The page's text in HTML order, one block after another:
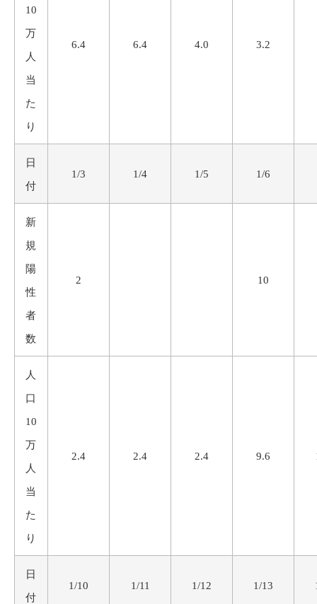
10
万
人
当
た
り
6.4 6.4 4.0 3.2
日
付
1/3 1/4 1/5 1/6
新
規
陽
性
者
数
2 10
人
口
10
万
人
当
た
り
2.4 2.4 2.4 9.6
日
付
1/10 1/11 1/12 1/13